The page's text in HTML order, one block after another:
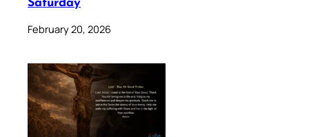
Saturday
February 20, 2026